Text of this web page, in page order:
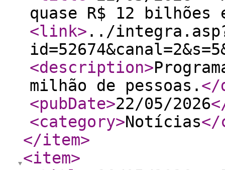
quase R$ 12 bilhões
<link> ../
<description>
milhão de pessoas. </
<pubDate>22/05/2026
<category>Notícias</
</item>
<item>